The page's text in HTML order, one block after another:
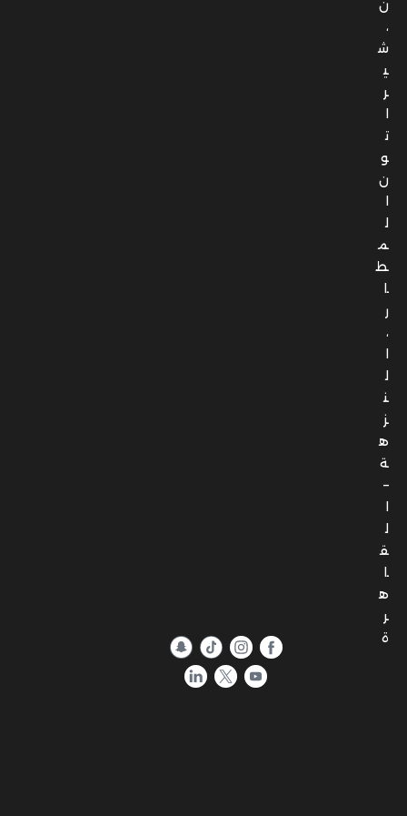
ن
،
ش
ي
ر
ا
ت
و
ن
ا
ل
م
ط
ا
ر
،
ا
ل
ن
ز
ه
ة
–
ا
ل
ق
ا
ه
ر
ة